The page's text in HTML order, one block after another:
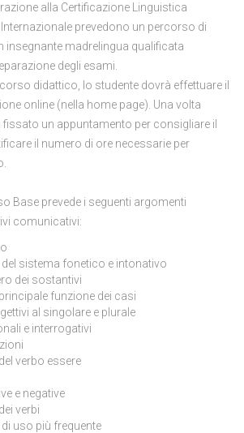
alla Certificazione Linguistica
prevedono un percorso di
insegnante madrelingua qualificata
degli esami.
didattico, lo studente dovrà effettuare il
online (nella home page). Una volta
fissato un appuntamento per consigliare il
il numero di ore necessarie per
Base prevede i seguenti argomenti
comunicativi:
sistema fonetico e intonativo
dei sostantivi
funzione dei casi
al singolare e plurale
e interrogativi
verbo essere
e negative
verbi
uso più frequente